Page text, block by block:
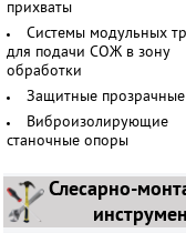
прихваты
Системы модульных
для подачи СОЖ в зону
обработки
Защитные
Виброизолирующие
станочные опоры
Слесарно-